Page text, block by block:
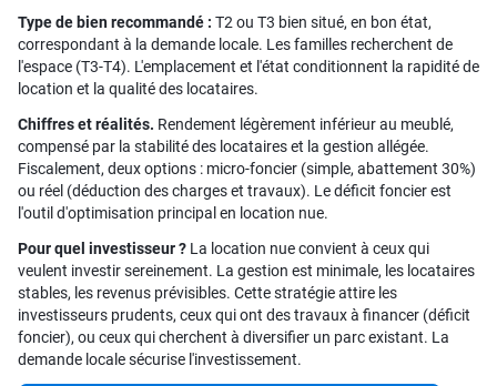
Type de bien recommandé : T2 ou T3 bien situé, en bon état,
correspondant à la demande locale. Les familles recherchent de
l'espace (T3-T4). L'emplacement et l'état conditionnent la rapidité de
location et la qualité des locataires.
Chiffres et réalités. Rendement légèrement inférieur au meublé,
compensé par la stabilité des locataires et la gestion allégée.
Fiscalement, deux options : micro-foncier (simple, abattement 30%)
ou réel (déduction des charges et travaux). Le déficit foncier est
l'outil d'optimisation principal en location nue.
Pour quel investisseur ? La location nue convient à ceux qui
veulent investir sereinement. La gestion est minimale, les locataires
stables, les revenus prévisibles. Cette stratégie attire les
investisseurs prudents, ceux qui ont des travaux à financer (déficit
foncier), ou ceux qui cherchent à diversifier un parc existant. La
demande locale sécurise l'investissement.